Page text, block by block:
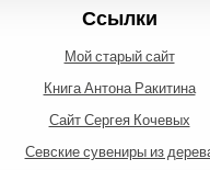
Ссылки
Мой старый сайт
Книга Антона Ракитина
Сайт Сергея Кочевых
Севские сувениры из